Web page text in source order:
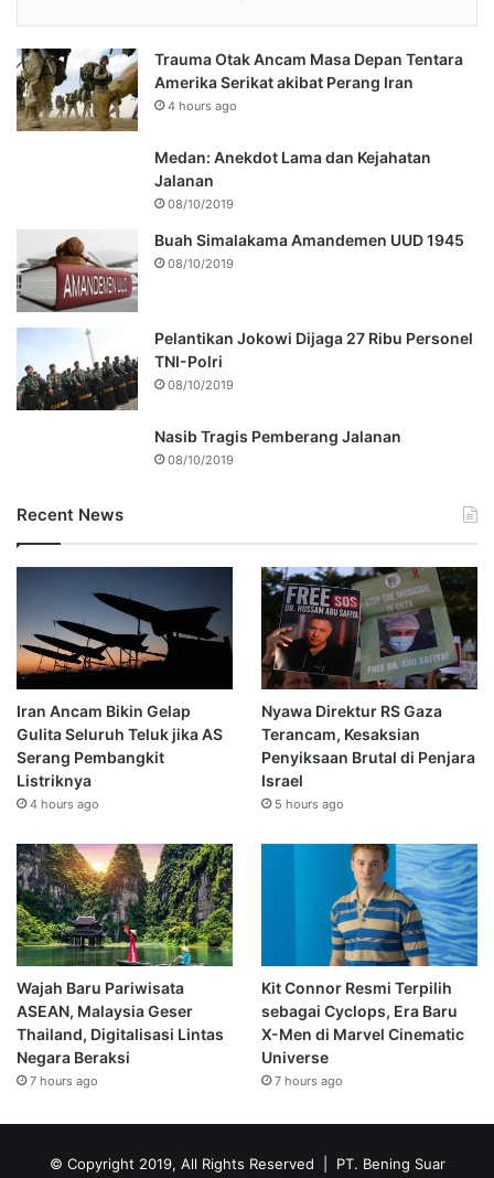
Trauma Otak Ancam Masa Depan Tentara
Amerika Serikat akibat Perang Iran
4 hours ago
Medan: Anekdot Lama dan Kejahatan
Jalanan
08/10/2019
Buah Simalakama Amandemen UUD 1945
08/10/2019
Pelantikan Jokowi Dijaga 27 Ribu Personel
TNI-Polri
08/10/2019
Nasib Tragis Pemberang Jalanan
08/10/2019
Recent News
Iran Ancam Bikin Gelap
Gulita Seluruh Teluk jika AS
Serang Pembangkit
Listriknya
4 hours ago
Nyawa Direktur RS Gaza
Terancam, Kesaksian
Penyiksaan Brutal di Penjara
Israel
5 hours ago
Wajah Baru Pariwisata
ASEAN, Malaysia Geser
Thailand, Digitalisasi Lintas
Negara Beraksi
7 hours ago
Kit Connor Resmi Terpilih
sebagai Cyclops, Era Baru
X-Men di Marvel Cinematic
Universe
7 hours ago
© Copyright 2019, All Rights Reserved | PT. Bening Suar